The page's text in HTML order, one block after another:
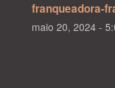
franqueadora-
maio 20, 2024 -